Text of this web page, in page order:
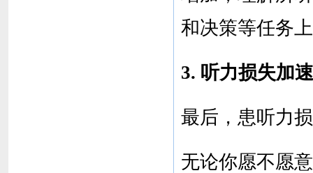
和决策等任务
3. 听力损失加
最后，患听力
无论你愿不愿